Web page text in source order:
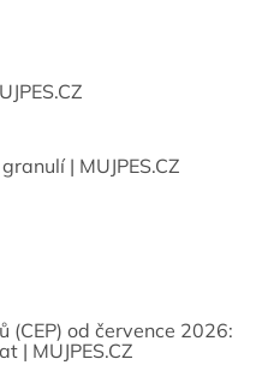
| MUJPES.CZ
(CEP) od července 2026:
| MUJPES.CZ